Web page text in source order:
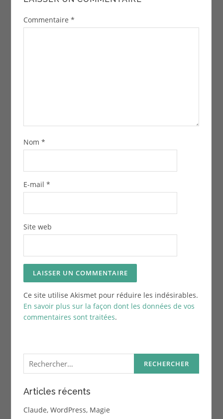
Commentaire *
Nom *
E-mail *
Site web
Ce site utilise Akismet pour réduire les indésirables.
En savoir plus sur la façon dont les données de vos
commentaires sont traitées.
Rechercher :
Articles récents
Claude, WordPress, Magie